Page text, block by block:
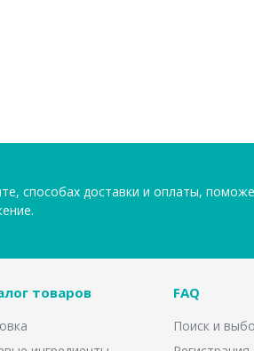
способах доставки и оплаты,
товаров FAQ
Поиск и